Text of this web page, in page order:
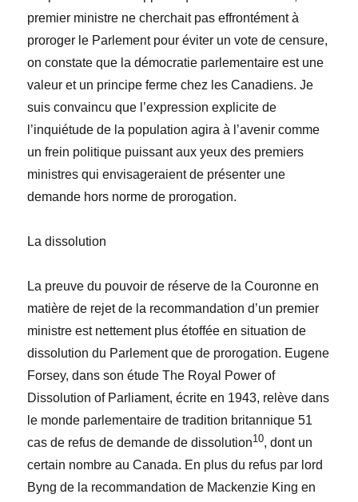
premier ministre ne cherchait pas effrontément à
proroger le Parlement pour éviter un vote de censure,
on constate que la démocratie parlementaire est une
valeur et un principe ferme chez les Canadiens. Je
suis convaincu que l’expression explicite de
l’inquiétude de la population agira à l’avenir comme
un frein politique puissant aux yeux des premiers
ministres qui envisageraient de présenter une
demande hors norme de prorogation.
La dissolution
La preuve du pouvoir de réserve de la Couronne en
matière de rejet de la recommandation d’un premier
ministre est nettement plus étoffée en situation de
dissolution du Parlement que de prorogation. Eugene
Forsey, dans son étude The Royal Power of
Dissolution of Parliament, écrite en 1943, relève dans
le monde parlementaire de tradition britannique 51
cas de refus de demande de dissolution10, dont un
certain nombre au Canada. En plus du refus par lord
Byng de la recommandation de Mackenzie King en